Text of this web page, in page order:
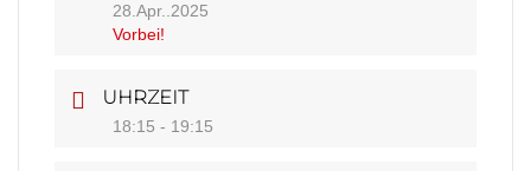
28.Apr..2025
Vorbei!
UHRZEIT
18:15 - 19:15